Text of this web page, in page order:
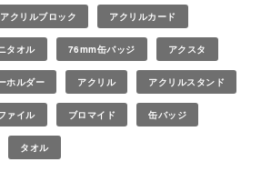
アクリルブロック アクリルカード
タオル 76mm缶バッジ アクスタ
ホルダー アクリル アクリルスタンド
ァイル ブロマイド 缶バッジ
タオル